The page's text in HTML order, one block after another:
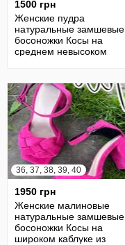
1500 грн
Женские пудра
натуральные замшевые
босоножки Косы на
среднем невысоком
36, 37, 38, 39, 40
1950 грн
Женские малиновые
натуральные замшевые
босоножки Косы на
широком каблуке из